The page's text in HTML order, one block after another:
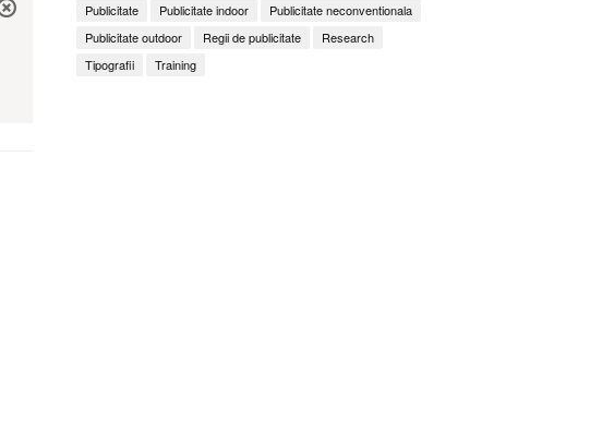
Publicitate
Publicitate indoor
Publicitate neconventionala
Publicitate outdoor
Regii de publicitate
Research
Tipografii
Training